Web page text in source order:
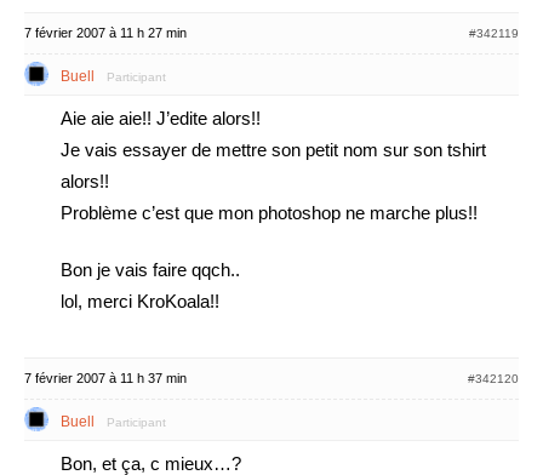
7 février 2007 à 11 h 27 min #342119
Buell Participant
Aie aie aie!! J’edite alors!!
Je vais essayer de mettre son petit nom sur son tshirt
alors!!
Problème c’est que mon photoshop ne marche plus!!
Bon je vais faire qqch..
lol, merci KroKoala!!
7 février 2007 à 11 h 37 min #342120
Buell Participant
Bon, et ça, c mieux…?